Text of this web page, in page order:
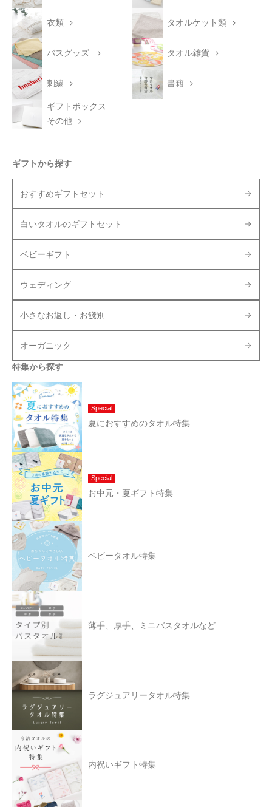
衣類 タオルケット類
バスグッズ タオル雑貨
刺繍 書籍
ギフトボックス
その他
ギフトから探す
おすすめギフトセット
白いタオルのギフトセット
ベビーギフト
ウェディング
小さなお返し・お餞別
オーガニック
特集から探す
Special
夏におすすめのタオル特集
Special
お中元・夏ギフト特集
ベビータオル特集
薄手、厚手、ミニバスタオルなど
ラグジュアリータオル特集
内祝いギフト特集